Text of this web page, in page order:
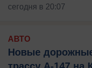
сегодня в 20:07
АВТО
Новые